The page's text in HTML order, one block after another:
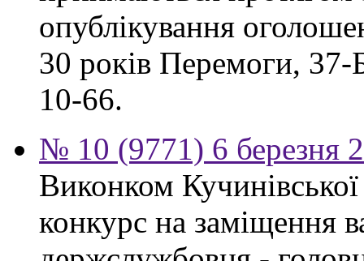
опублікування
30 років Перемоги,
10-66.
№ 10 (9771) 6 березня
Виконком
конкурс на заміщення